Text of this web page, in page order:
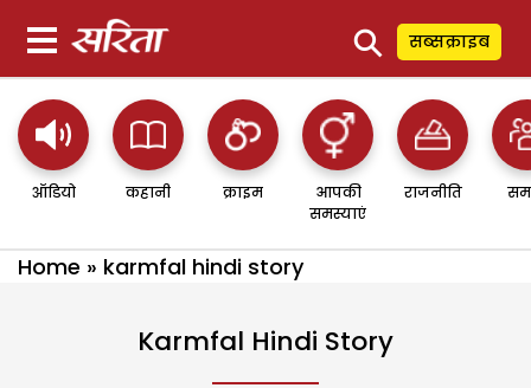
⚲ सब्सक्राइब
ऑडियो कहानी क्राइम
आपकी
समस्याएं
राजनीति
Home » karmfal hindi story
Karmfal Hindi Story